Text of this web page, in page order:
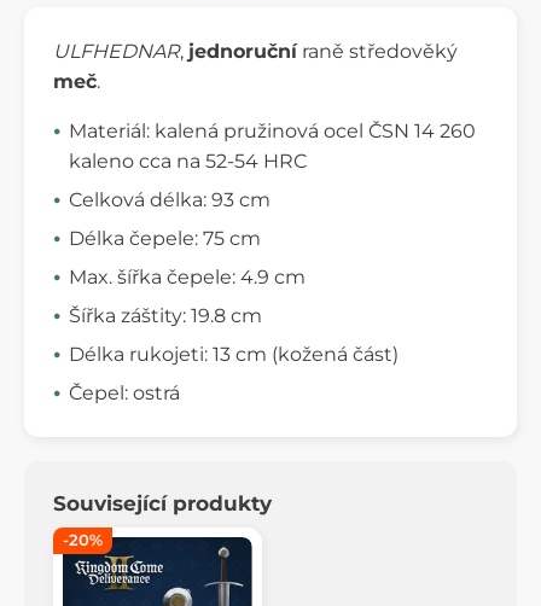
ULFHEDNAR, jednoručníraně středověký
meč.
Materiál: kalená pružinová ocel ČSN 14 260
kaleno cca na 52-54 HRC
Celková délka: 93 cm
Délka čepele: 75 cm
Max. šířka čepele: 4.9 cm
Šířka záštity: 19.8 cm
Délka rukojeti: 13 cm (kožená část)
Čepel: ostrá
Související produkty
-20%